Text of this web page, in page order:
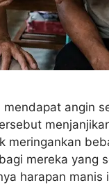
angin
meringankan
mereka yang
harapan